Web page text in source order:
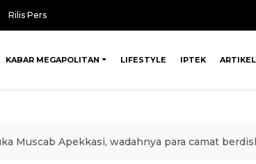
Rilis Pers
KABAR MEGAPOLITAN LIFESTYLE IPTEK ARTIKEL
Muscab Apekkasi, wadahnya para camat